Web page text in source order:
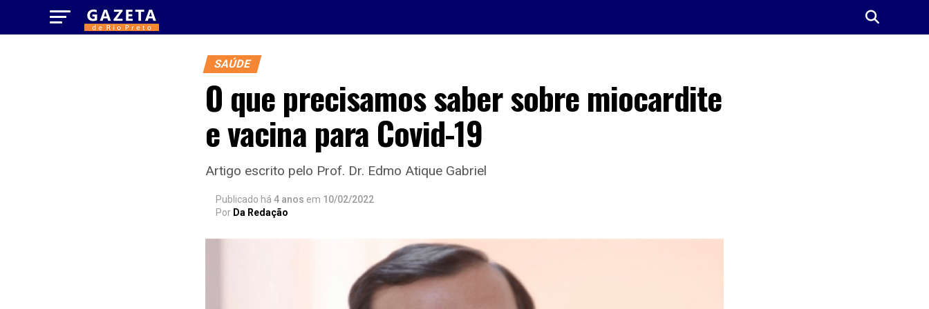
SAÚDE
O que precisamos saber sobre miocardite
e vacina para Covid-19
Artigo escrito pelo Prof. Dr. Edmo Atique Gabriel
Publicado há 4 anos em 10/02/2022
Por Da Redação